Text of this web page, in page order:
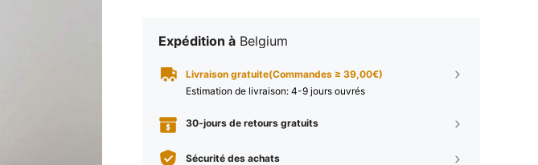
Expédition à Belgium
Livraison gratuite(Commandes ≥ 39,00€)
Estimation de livraison: 4-9 jours ouvrés
30-jours de retours gratuits
Sécurité des achats